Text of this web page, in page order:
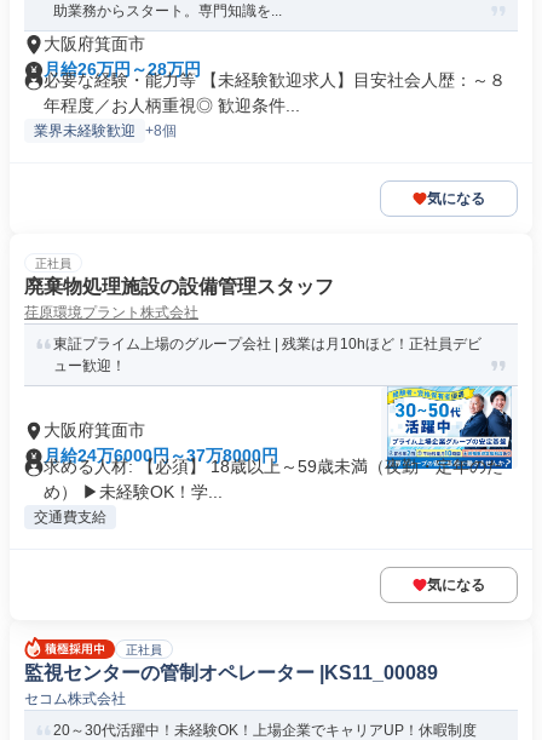
助業務からスタート。専門知識を...
大阪府箕面市
月給26万円～28万円
必要な経験・能力等 【未経験歓迎求人】目安社会人歴：～８
年程度／お人柄重視◎ 歓迎条件...
業界未経験歓迎 +8個
気になる
正社員
廃棄物処理施設の設備管理スタッフ
荏原環境プラント株式会社
東証プライム上場のグループ会社 | 残業は月10hほど！正社員デビ
ュー歓迎！
大阪府箕面市
月給24万6000円～37万8000円
求める人材: 【必須】 18歳以上～59歳未満（夜勤・定年のた
め） ▶未経験OK！学...
交通費支給
気になる
正社員
監視センターの管制オペレーター |KS11_00089
セコム株式会社
20～30代活躍中！未経験OK！上場企業でキャリアUP！休暇制度